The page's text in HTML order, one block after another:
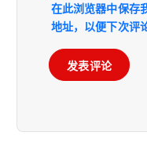
在此浏览器中保存
地址，以便下次评